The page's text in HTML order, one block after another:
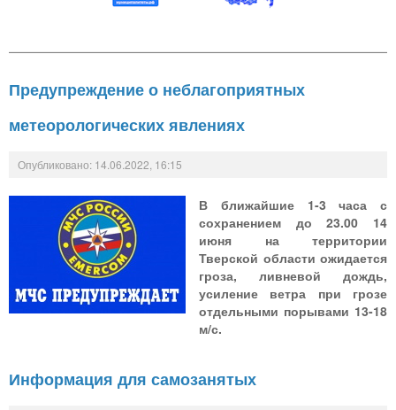
Предупреждение о неблагоприятных
метеорологических явлениях
Опубликовано: 14.06.2022, 16:15
В ближайшие 1-3 часа с
сохранением до 23.00 14
июня на территории
Тверской области ожидается
гроза, ливневой дождь,
усиление ветра при грозе
отдельными порывами 13-18
м/с.
Информация для самозанятых